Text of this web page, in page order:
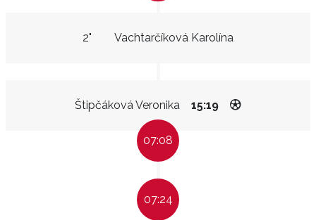
Vachtarčíková Karolína
2"
Štipčáková Veronika 15:19
07:08
07:24